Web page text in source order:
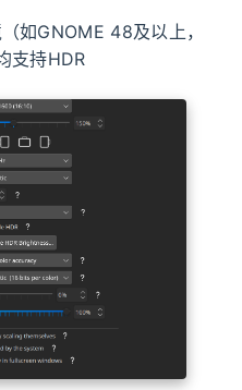
如GNOME 48及以上，
支持HDR